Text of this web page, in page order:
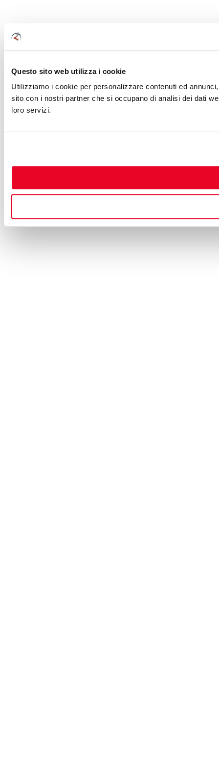
Questo sito web utilizza i cookie
Utilizziamo i cookie per personalizzare contenuti ed
sito con i nostri partner che si occupano di analisi dei dati
loro servizi.